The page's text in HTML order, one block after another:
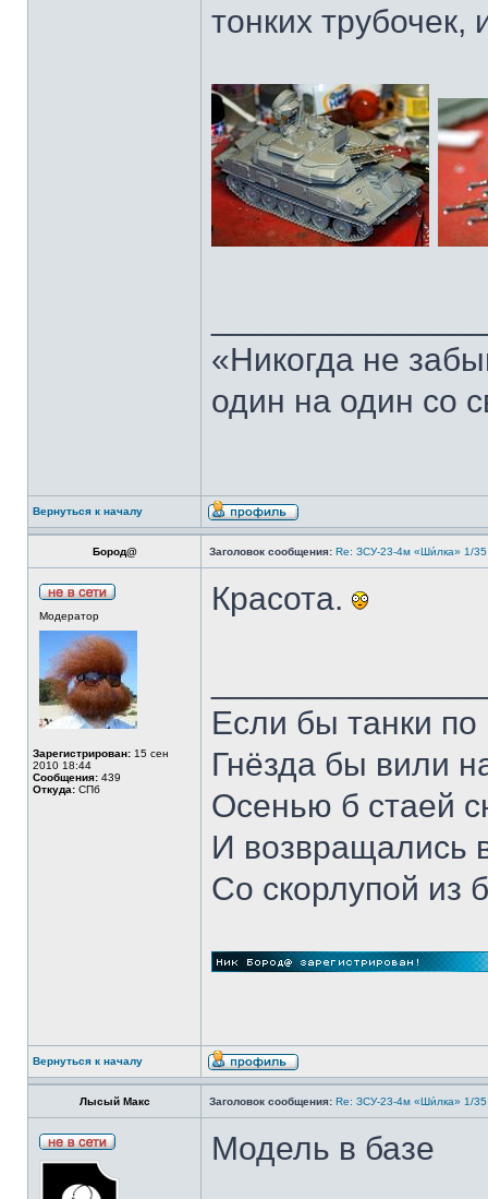
тонких
«Никогда не
один на один со
Вернуться к началу
Бород@ Заголовок сообщения: Re: ЗСУ-23-4м «Ши́лка» 1/35
Модератор
Зарегистрирован: 15 сен
2010 18:44
Сообщения: 439
Откуда: СПб
Красота.
Если бы танки по
Гнёзда бы вили
Осенью б стаей
И возвращались
Со скорлупой из
Вернуться к началу
Лысый Макс Заголовок сообщения: Re: ЗСУ-23-4м «Ши́лка» 1/35
Модель в базе